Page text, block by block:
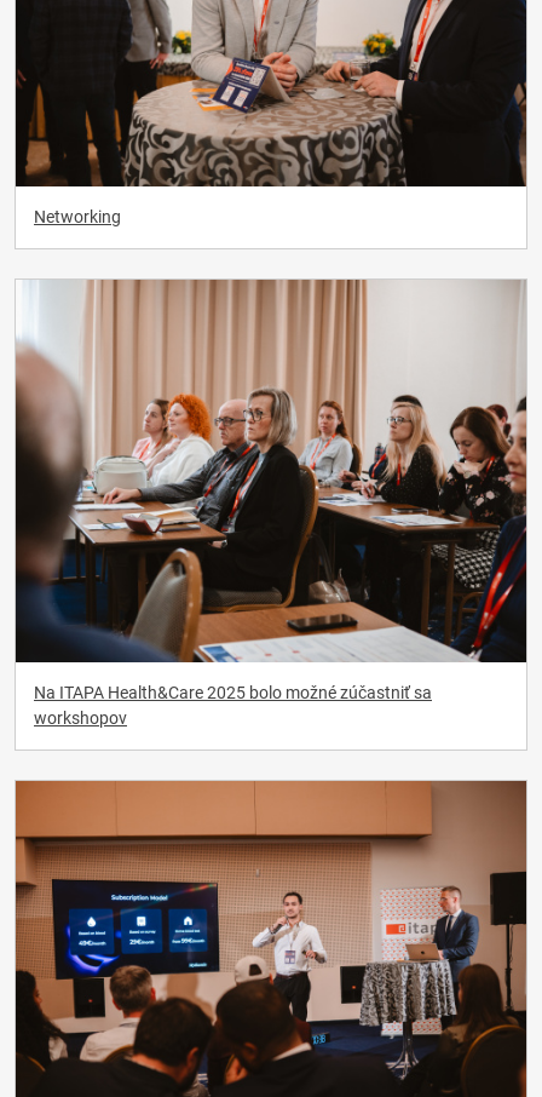
Networking
Na ITAPA Health&Care 2025 bolo možné zúčastniť sa
workshopov